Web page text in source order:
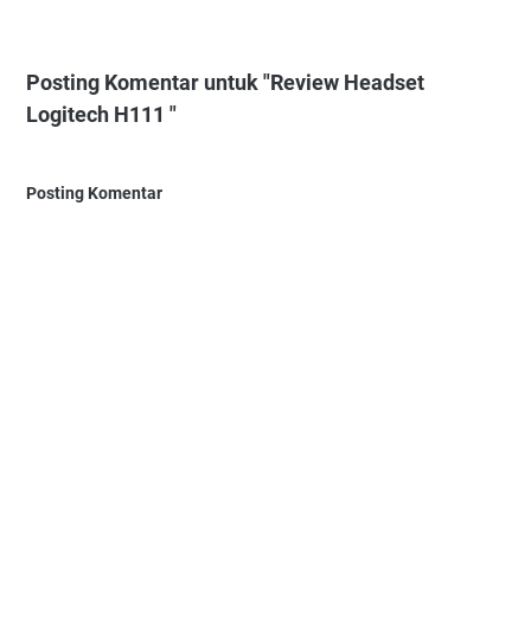
Posting Komentar untuk "Review Headset
Logitech H111 "
Posting Komentar